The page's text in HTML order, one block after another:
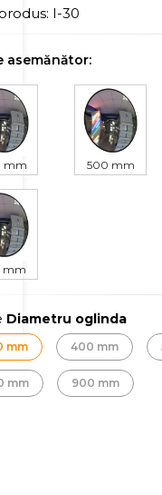
I-30
asemănător:
mm 500 mm
mm
Diametru oglinda
mm 400 mm
mm 900 mm